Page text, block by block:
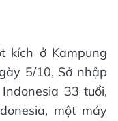
kích ở Kampung
5/10, Sở nhập
33 tuổi,
một máy